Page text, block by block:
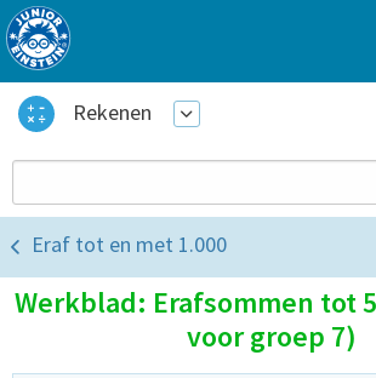
Rekenen
Eraf tot en met 1.000
Werkblad: Erafsommen tot
voor groep 7)